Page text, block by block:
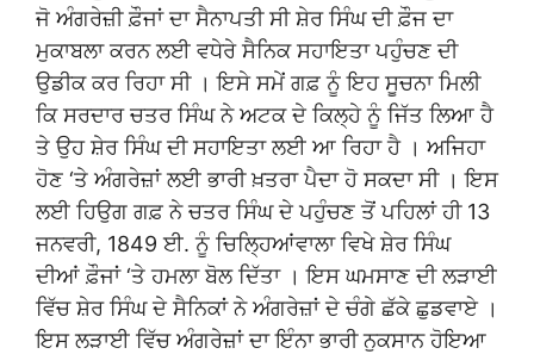
ਜੋ ਅੰਗਰੇਜ਼ੀ ਫ਼ੌਜਾਂ ਦਾ ਸੈਨਾਪਤੀ ਸੀ ਸ਼ੇਰ ਸਿੰਘ ਦੀ ਫ਼ੌਜ ਦਾ
ਮੁਕਾਬਲਾ ਕਰਨ ਲਈ ਵਧੇਰੇ ਸੈਨਿਕ ਸਹਾਇਤਾ ਪਹੁੰਚਣ ਦੀ
ਉਡੀਕ ਕਰ ਰਿਹਾ ਸੀ । ਇਸੇ ਸਮੇਂ ਗਫ਼ ਨੂੰ ਇਹ ਸੂਚਨਾ ਮਿਲੀ
ਕਿ ਸਰਦਾਰ ਚਤਰ ਸਿੰਘ ਨੇ ਅਟਕ ਦੇ ਕਿਲ੍ਹੇ ਨੂੰ ਜਿੱਤ ਲਿਆ ਹੈ
ਤੇ ਉਹ ਸ਼ੇਰ ਸਿੰਘ ਦੀ ਸਹਾਇਤਾ ਲਈ ਆ ਰਿਹਾ ਹੈ । ਅਜਿਹਾ
ਹੋਣ ‘ਤੇ ਅੰਗਰੇਜ਼ਾਂ ਲਈ ਭਾਰੀ ਖ਼ਤਰਾ ਪੈਦਾ ਹੋ ਸਕਦਾ ਸੀ । ਇਸ
ਲਈ ਹਿਉਗ ਗਫ਼ ਨੇ ਚਤਰ ਸਿੰਘ ਦੇ ਪਹੁੰਚਣ ਤੋਂ ਪਹਿਲਾਂ ਹੀ 13
ਜਨਵਰੀ, 1849 ਈ. ਨੂੰ ਚਿਲ੍ਹਿਆਂਵਾਲਾ ਵਿਖੇ ਸ਼ੇਰ ਸਿੰਘ
ਦੀਆਂ ਫ਼ੌਜਾਂ ‘ਤੇ ਹਮਲਾ ਬੋਲ ਦਿੱਤਾ । ਇਸ ਘਮਸਾਣ ਦੀ ਲੜਾਈ
ਵਿੱਚ ਸ਼ੇਰ ਸਿੰਘ ਦੇ ਸੈਨਿਕਾਂ ਨੇ ਅੰਗਰੇਜ਼ਾਂ ਦੇ ਚੰਗੇ ਛੱਕੇ ਛੁਡਵਾਏ ।
ਇਸ ਲੜਾਈ ਵਿੱਚ ਅੰਗਰੇਜ਼ਾਂ ਦਾ ਇੰਨਾ ਭਾਰੀ ਨੁਕਸਾਨ ਹੋਇਆ